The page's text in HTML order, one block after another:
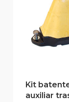
Kit
auxiliar